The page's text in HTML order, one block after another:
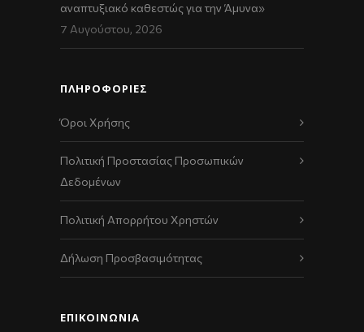
αναπτυξιακό καθεστώς για την Άμυνα»
7 Αυγούστου, 2026
ΠΛΗΡΟΦΟΡΙΕΣ
Όροι Χρήσης
Πολιτική Προστασίας Προσωπικών
Δεδομένων
Πολιτική Απορρήτου Χρηστών
Δήλωση Προσβασιμότητας
ΕΠΙΚΟΙΝΩΝΊΑ